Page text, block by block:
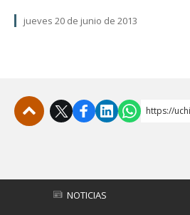
jueves 20 de junio de 2013
https://
NOTICIAS